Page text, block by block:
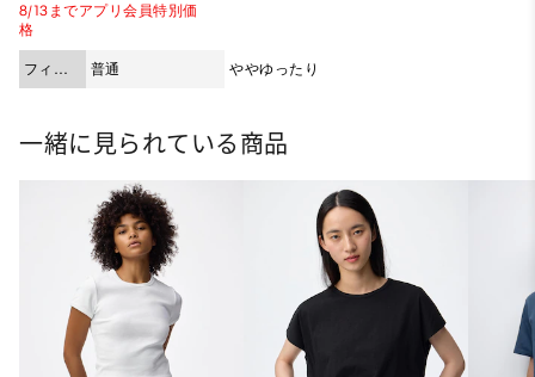
8/13までアプリ会員特別価
格
フィッ
ト
普通 ややゆったり
一緒に見られている商品